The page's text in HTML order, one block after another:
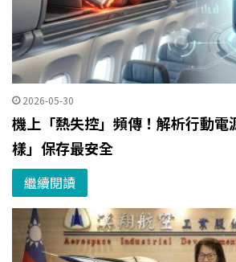
2026-05-30
機上「熱失控」頻傳！解析行動電
樣」保存最安全
繼續閱讀